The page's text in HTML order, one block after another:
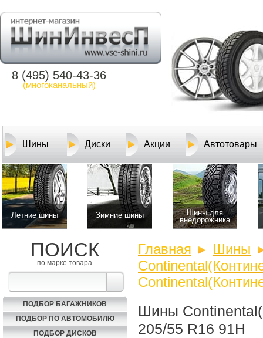
8 (495) 540-43-36
(многоканальный)
Шины Диски Акции Автотовары
Летние шины Зимние шины
Шины для
внедорожника
ПОИСК
по марке товара
ПОДБОР БАГАЖНИКОВ
ПОДБОР ПО АВТОМОБИЛЮ
ПОДБОР ДИСКОВ
Главная
Шины
Шины
205/55 R16 91H